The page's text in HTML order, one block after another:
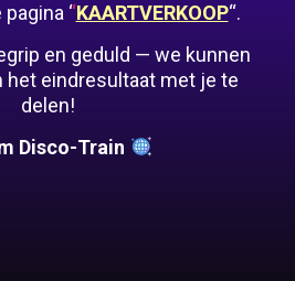
‘‘KAARTVERKOOP“.
en geduld — we kunnen
het eindresultaat met je te
delen!
Disco-Train